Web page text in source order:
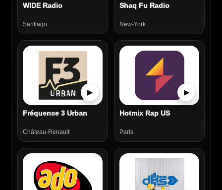
WIDE Radio
Santiago
Shaq Fu Radio
New-York
▶
Fréquence 3 Urban
Château-Renault
▶
Hotmix Rap US
Paris